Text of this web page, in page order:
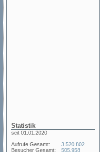
Statistik
seit 01.01.2020
Aufrufe Gesamt:
Besucher Gesamt:
3.520.802
505.958